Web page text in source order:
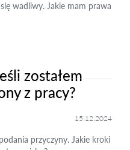
wadliwy. Jakie mam prawa
zostałem
z pracy?
15.12.2024
przyczyny. Jakie kroki